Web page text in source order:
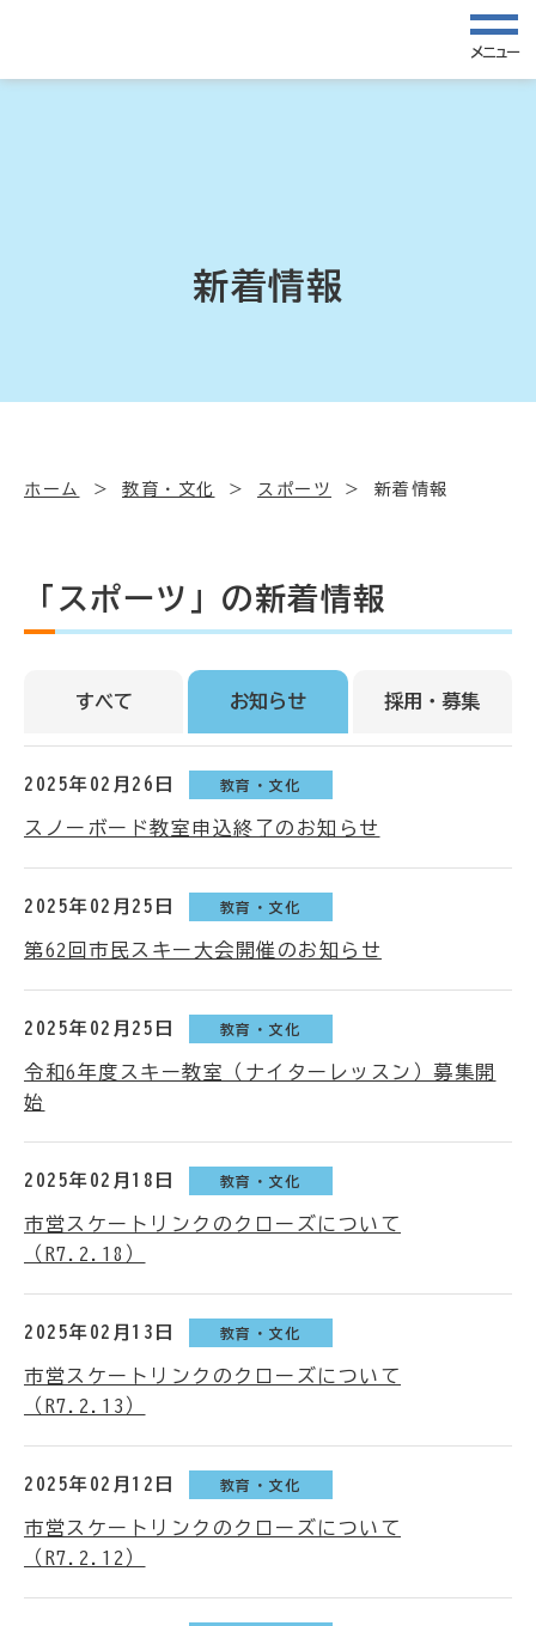
メニュー
新着情報
ホーム 教育・文化 スポーツ 新着情報
「スポーツ」の新着情報
すべて お知らせ 採用・募集
2025年02月26日 教育・文化
スノーボード教室申込終了のお知らせ
2025年02月25日 教育・文化
第62回市民スキー大会開催のお知らせ
2025年02月25日 教育・文化
令和6年度スキー教室（ナイターレッスン）募集開
始
2025年02月18日 教育・文化
市営スケートリンクのクローズについて
（R7.2.18）
2025年02月13日 教育・文化
市営スケートリンクのクローズについて
（R7.2.13）
2025年02月12日 教育・文化
市営スケートリンクのクローズについて
（R7.2.12）